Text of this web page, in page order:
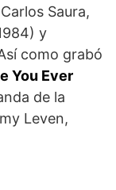
Saura,
y
como grabó
You Ever
de la
Leven,